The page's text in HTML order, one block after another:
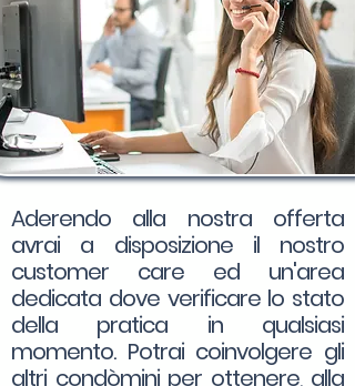
Aderendo alla nostra offerta
avrai a disposizione il nostro
customer care ed un'area
dedicata dove verificare lo stato
della pratica in qualsiasi
momento. Potrai coinvolgere gli
altri condòmini per ottenere, alla